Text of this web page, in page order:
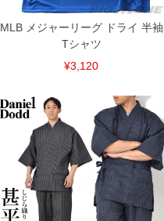
MLB メジャーリーグ ドライ 半袖
Tシャツ
¥3,120